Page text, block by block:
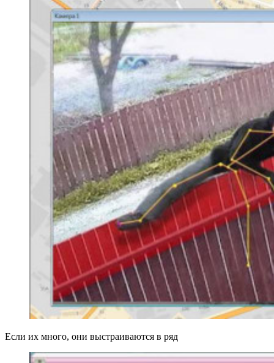
Если их много, они выстраиваются в ряд